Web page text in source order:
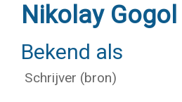
Nikolay
Bekend als
Schrijver (bron)